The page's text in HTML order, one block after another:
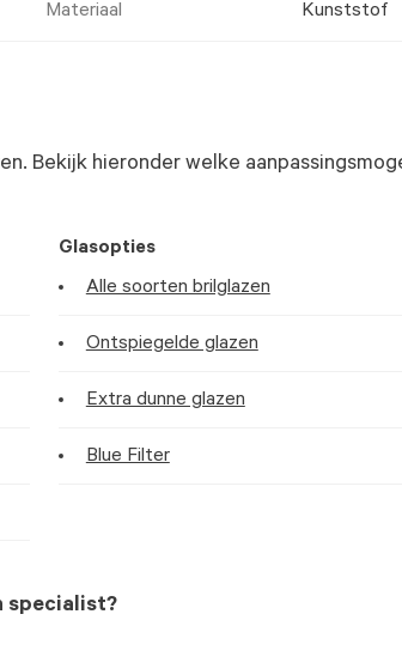
Materiaal Kunststof
Bekijk hieronder welke
Glasopties
Alle soorten brilglazen
Ontspiegelde glazen
Extra dunne glazen
Blue Filter
specialist?